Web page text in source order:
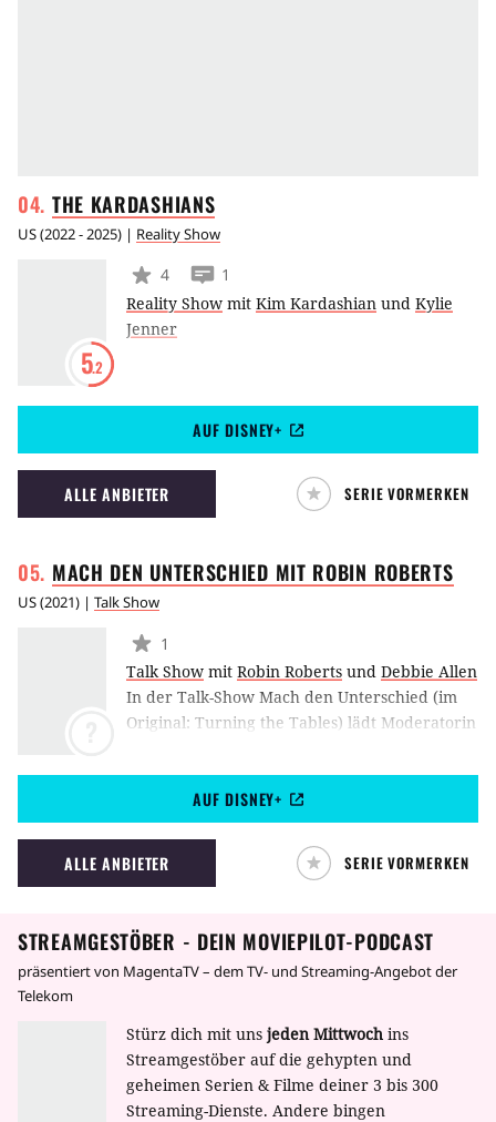
THE KARDASHIANS
US(2022 - 2025) | Reality Show
5.2
4
1
Reality Show mit Kim Kardashian und Kylie
Jenner
AUF DISNEY+
ALLE ANBIETER SERIE VORMERKEN
MACH DEN UNTERSCHIED MIT ROBIN ROBERTS
US(2021) | Talk Show
1
Talk Show mit Robin Roberts und Debbie Allen
In der Talk-Show Mach den Unterschied (im
Original: Turning the Tables) lädt Moderatorin
und inspirierenden Gesprächen ein, in denen
sie über ihre Erfahrungen sprechen. Die Serie
startete 2021 bei Disney+.
AUF DISNEY+
ALLE ANBIETER SERIE VORMERKEN
STREAMGESTÖBER - DEIN MOVIEPILOT-PODCAST
präsentiert von MagentaTV – dem TV- und Streaming-Angebot der
Telekom
Stürz dich mit uns jeden Mittwoch ins
Streamgestöber auf die gehypten und
geheimen Serien & Filme deiner 3 bis 300
Streaming-Dienste. Andere bingen